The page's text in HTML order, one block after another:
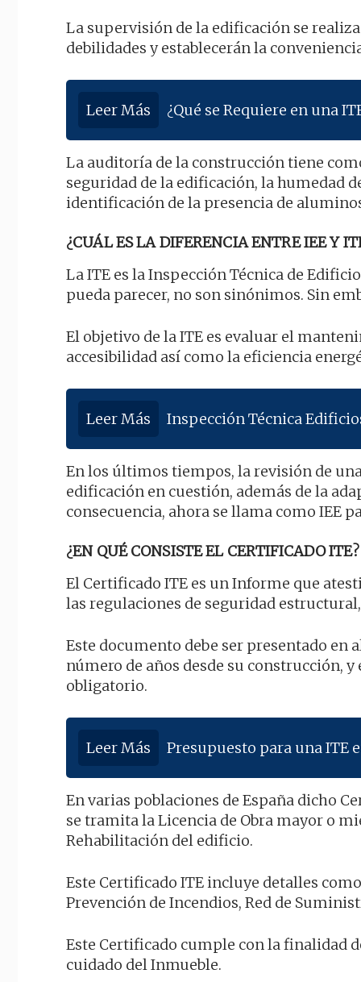
La supervisión de la edificación se
debilidades y establecerán la
Leer Más ¿Qué se Requiere en una
La auditoría de la construcción tiene
seguridad de la edificación, la humedad
identificación de la presencia de
¿CUÁL ES LA DIFERENCIA ENTRE IEE Y
La ITE es la Inspección Técnica de
pueda parecer, no son sinónimos. Sin
El objetivo de la ITE es evaluar el
accesibilidad así como la eficiencia
Leer Más Inspección Técnica
En los últimos tiempos, la revisión de
edificación en cuestión, además de la
consecuencia, ahora se llama como IEE
¿EN QUÉ CONSISTE EL CERTIFICADO ITE?
El Certificado ITE es un Informe que
las regulaciones de seguridad
Este documento debe ser presentado en
número de años desde su construcción,
obligatorio.
Leer Más Presupuesto para una ITE
En varias poblaciones de España dicho
se tramita la Licencia de Obra mayor o
Rehabilitación del edificio.
Este Certificado ITE incluye detalles
Prevención de Incendios, Red de
Este Certificado cumple con la finalidad
cuidado del Inmueble.